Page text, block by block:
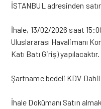
İSTANBUL adresinden
İhale, 13/02/2026 saat
Uluslararası Havalimanı
Katı Batı Giriş) yapılacaktır.
Şartname bedeli KDV
İhale Dokümanı Satın